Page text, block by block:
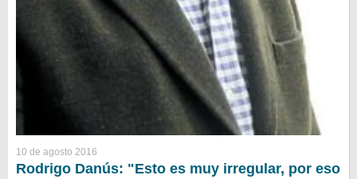
10 de agosto 2016
Rodrigo Danús: "Esto es muy irregular, por eso